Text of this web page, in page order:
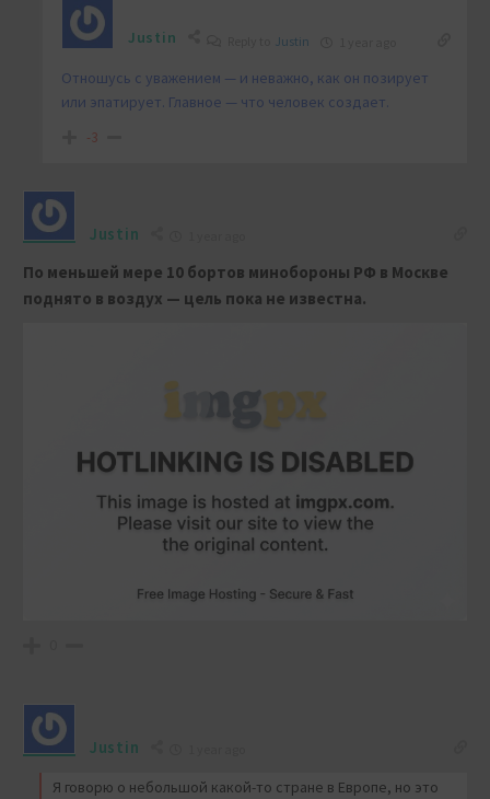
Justin Justin
Отношусь с уважением — и неважно, как он позирует
или эпатирует. Главное — что человек создает.
-3
Justin
По меньшей мере 10 бортов минобороны РФ в Москве
поднято в воздух — цель пока не известна.
Justin
Я говорю о небольшой какой-то стране в Европе, но это